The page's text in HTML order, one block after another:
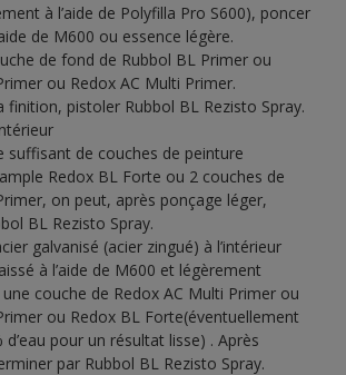
à l’aide de Polyfilla Pro S600), poncer
de M600 ou essence légère.
de fond de Rubbol BL Primer ou
ou Redox AC Multi Primer.
finition, pistoler Rubbol BL Rezisto Spray.
suffisant de couches de peinture
Redox BL Forte ou 2 couches de
on peut, après ponçage léger,
BL Rezisto Spray.
galvanisé (acier zingué) à l’intérieur
à l’aide de M600 et légèrement
couche de Redox AC Multi Primer ou
ou Redox BL Forte(éventuellement
d’eau pour un résultat lisse) . Après
par Rubbol BL Rezisto Spray.